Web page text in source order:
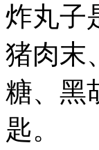
炸丸子
猪肉末
糖、黑
匙。